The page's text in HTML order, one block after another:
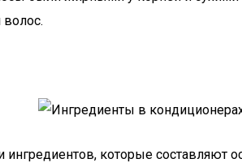
которые составляют